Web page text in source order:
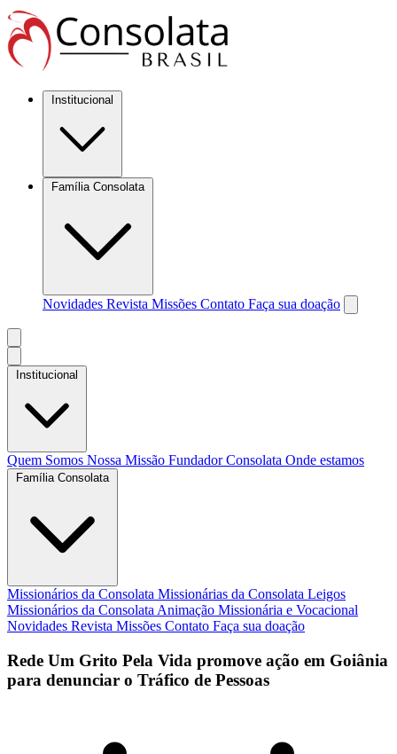
Institucional
Família Consolata
Novidades Revista Missões Contato Faça sua doação
Institucional
Quem Somos Nossa Missão FundadorConsolata Onde estamos
Família Consolata
Missionários da Consolata Missionárias da Consolata Leigos
Missionários da Consolata Animação Missionária e Vocacional
Novidades Revista Missões Contato Faça sua doação
Rede Um Grito Pela Vida promove ação em Goiânia
para denunciar o Tráfico de Pessoas